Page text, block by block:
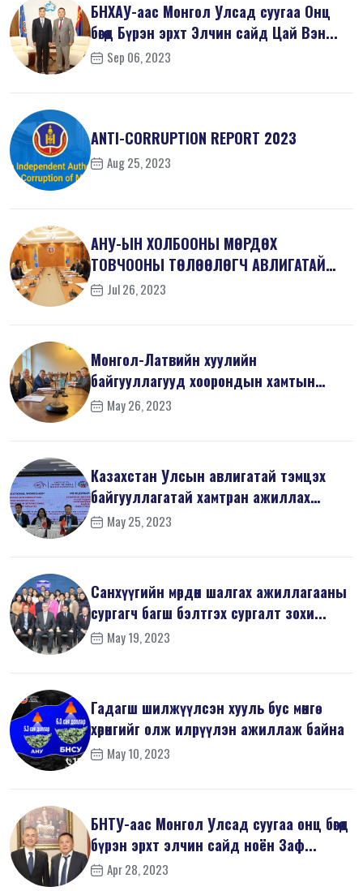
БНХАУ-аас Монгол Улсад суугаа Онц
бөгөөд Бүрэн эрхт Элчин сайд Цай Вэн...
Sep 06, 2023
ANTI-СORRUPTION REPORT 2023
Aug 25, 2023
АНУ-ЫН ХОЛБООНЫ МӨРДӨХ
ТОВЧООНЫ ТӨЛӨӨЛӨГЧ АВЛИГАТАЙ
ТЭМЦЭХ ГАЗАРТ ЗОЧЛ...
Jul 26, 2023
Монгол-Латвийн хуулийн
байгууллагууд хоорондын хамтын
ажиллагаанд ахиц...
May 26, 2023
Казахстан Улсын авлигатай тэмцэх
байгууллагатай хамтран ажиллах
санамж...
May 25, 2023
Санхүүгийн мөрдөн шалгах ажиллагааны
сургагч багш бэлтгэх сургалт зохи...
May 19, 2023
Гадагш шилжүүлсэн хууль бус мөнгө
хөрөнгийг олж илрүүлэн ажиллаж байна
May 10, 2023
БНТУ-аас Монгол Улсад суугаа онц бөгөөд
бүрэн эрхт элчин сайд ноён Заф...
Apr 28, 2023